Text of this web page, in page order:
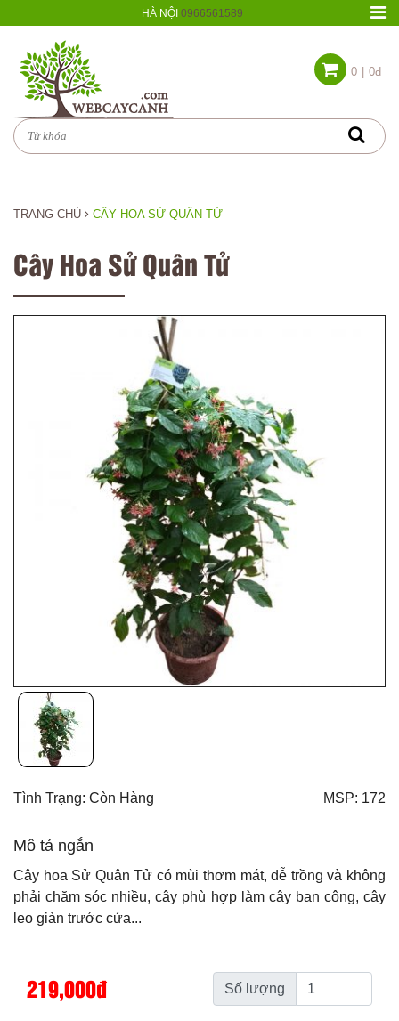
HÀ NỘI 0966561589
0 0đ
TRANG CHỦ CÂY HOA SỬ QUÂN TỬ
Cây Hoa Sử Quân Tử
Tình Trạng: Còn Hàng MSP: 172
Mô tả ngắn
Cây hoa Sử Quân Tử có mùi thơm mát, dễ trồng và không
phải chăm sóc nhiều, cây phù hợp làm cây ban công, cây
leo giàn trước cửa...
219,000đ Số lượng